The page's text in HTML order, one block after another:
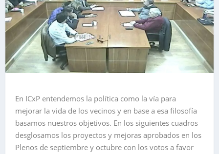
En ICxP entendemos la política como la vía para
mejorar la vida de los vecinos y en base a esa filosofía
basamos nuestros objetivos. En los siguientes cuadros
desglosamos los proyectos y mejoras aprobados en los
Plenos de septiembre y octubre con los votos a favor